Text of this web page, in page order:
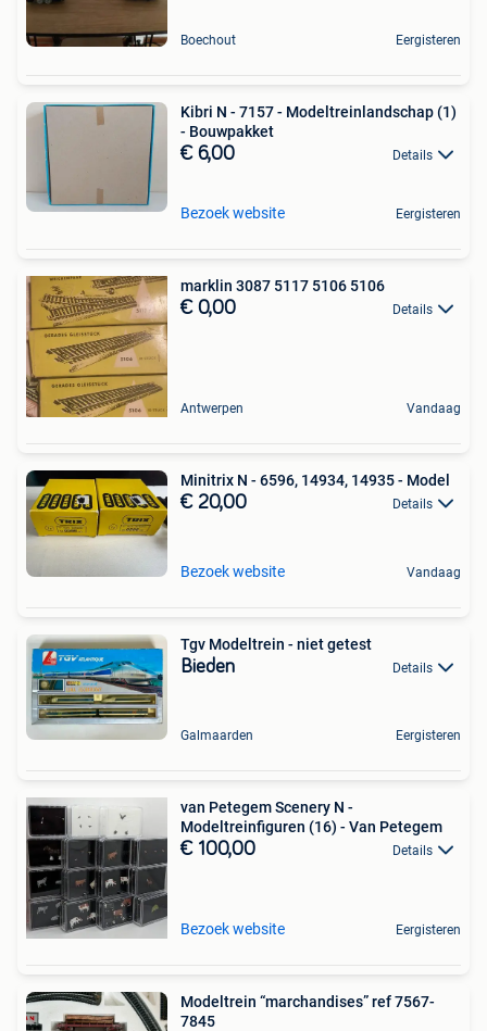
Boechout Eergisteren
Kibri N - 7157 - Modeltreinlandschap (1)
- Bouwpakket
€ 6,00 Details
Bezoek website Eergisteren
marklin 3087 5117 5106 5106
€ 0,00 Details
Antwerpen Vandaag
Minitrix N - 6596, 14934, 14935 - Model
€ 20,00 Details
Bezoek website Vandaag
Tgv Modeltrein - niet getest
Bieden Details
Galmaarden Eergisteren
van Petegem Scenery N -
Modeltreinfiguren (16) - Van Petegem
€ 100,00 Details
Bezoek website Eergisteren
Modeltrein “marchandises” ref 7567-
7845